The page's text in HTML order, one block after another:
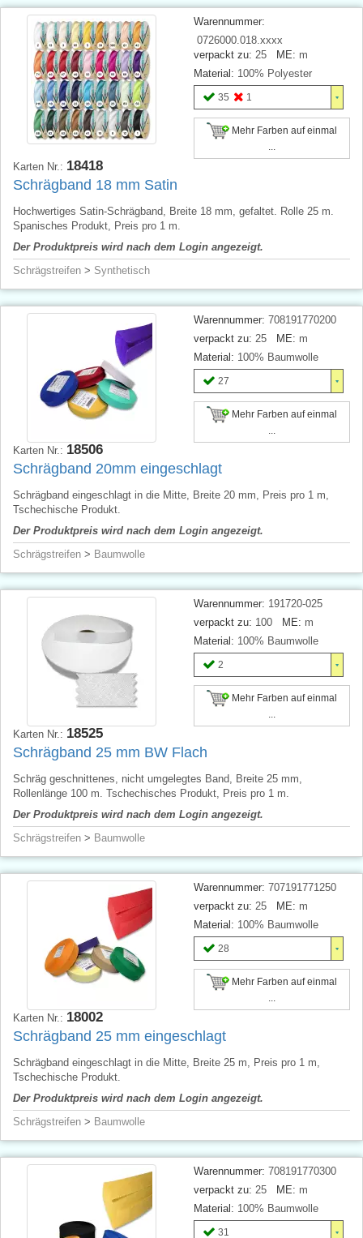
Warennummer:
0726000.018.xxxx
verpackt zu: 25 ME: m
Material: 100% Polyester
35 1
Mehr Farben auf einmal
Karten Nr.: 18418
Schrägband 18 mm Satin
Hochwertiges Satin-Schrägband, Breite 18 mm, gefaltet. Rolle 25 m.
Spanisches Produkt, Preis pro 1 m.
Der Produktpreis wird nach dem Login angezeigt.
Schrägstreifen > Synthetisch
Warennummer: 708191770200
verpackt zu: 25 ME: m
Material: 100% Baumwolle
27
Mehr Farben auf einmal
Karten Nr.: 18506
Schrägband 20mm eingeschlagt
Schrägband eingeschlagt in die Mitte, Breite 20 mm, Preis pro 1 m,
Tschechische Produkt.
Der Produktpreis wird nach dem Login angezeigt.
Schrägstreifen > Baumwolle
Warennummer: 191720-025
verpackt zu: 100 ME: m
Material: 100% Baumwolle
2
Mehr Farben auf einmal
Karten Nr.: 18525
Schrägband 25 mm BW Flach
Schräg geschnittenes, nicht umgelegtes Band, Breite 25 mm,
Rollenlänge 100 m. Tschechisches Produkt, Preis pro 1 m.
Der Produktpreis wird nach dem Login angezeigt.
Schrägstreifen > Baumwolle
Warennummer: 707191771250
verpackt zu: 25 ME: m
Material: 100% Baumwolle
28
Mehr Farben auf einmal
Karten Nr.: 18002
Schrägband 25 mm eingeschlagt
Schrägband eingeschlagt in die Mitte, Breite 25 m, Preis pro 1 m,
Tschechische Produkt.
Der Produktpreis wird nach dem Login angezeigt.
Schrägstreifen > Baumwolle
Warennummer: 708191770300
verpackt zu: 25 ME: m
Material: 100% Baumwolle
31